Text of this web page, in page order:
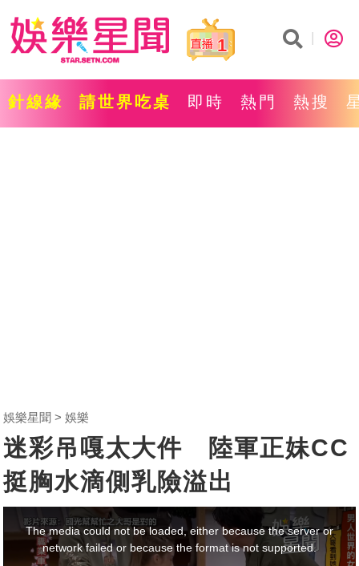
1
針線緣 請世界吃桌 即時 熱門 熱搜
娛樂星聞 娛樂
迷彩吊嘎太大件 陸軍正妹CC
挺胸水滴側乳險溢出
modal The media could not be loaded, either because the server or
network failed or because the format is not supported.